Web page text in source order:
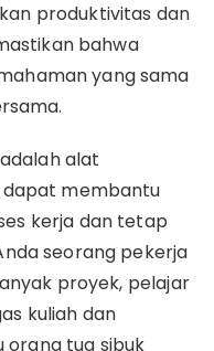
produktivitas dan
bahwa
yang sama
alat
dapat membantu
kerja dan tetap
seorang pekerja
proyek, pelajar
kuliah dan
orang tua sibuk